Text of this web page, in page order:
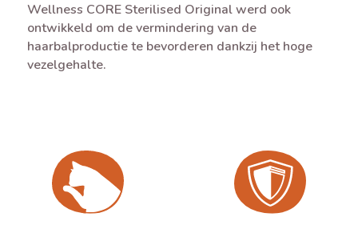
Wellness CORE Sterilised Original werd ook
ontwikkeld om de vermindering van de
haarbalproductie te bevorderen dankzij het hoge
vezelgehalte.